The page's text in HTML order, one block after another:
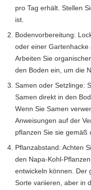
pro Tag erhält. Stellen
ist.
Bodenvorbereitung:
oder einer Gartenhacke
Arbeiten Sie
den Boden ein, um die
Samen oder Setzlinge:
Samen direkt in den
Wenn Sie Samen
Anweisungen auf der
pflanzen Sie sie gemäß
Pflanzabstand: Achten
den Napa-Kohl-
entwickeln können. Der
Sorte variieren, aber in